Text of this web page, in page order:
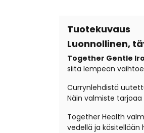
Tuotekuvaus
Luonnollinen,
Together Gentle
siitä lempeän
Currynlehdistä
Näin valmiste
Together Health
vedellä ja käsitellään